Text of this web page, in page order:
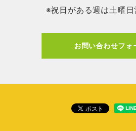
※祝日がある週は土曜日
お問い合わせフォ